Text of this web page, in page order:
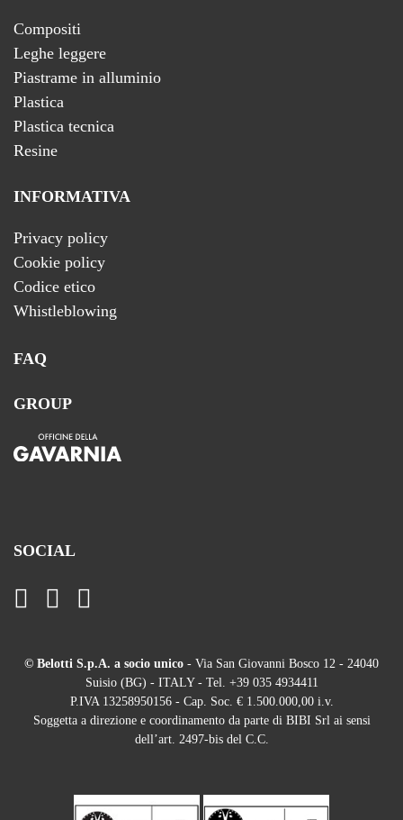
Compositi
Leghe leggere
Piastrame in alluminio
Plastica
Plastica tecnica
Resine
INFORMATIVA
Privacy policy
Cookie policy
Codice etico
Whistleblowing
FAQ
GROUP
SOCIAL
© Belotti S.p.A. a socio unico - Via San Giovanni Bosco 12 - 24040
Suisio (BG) - ITALY - Tel. +39 035 4934411
P.IVA 13258950156 - Cap. Soc. € 1.500.000,00 i.v.
Soggetta a direzione e coordinamento da parte di BIBI Srl ai sensi
dell’art. 2497-bis del C.C.